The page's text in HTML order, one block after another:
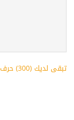
تبقى لديك (300) حرف